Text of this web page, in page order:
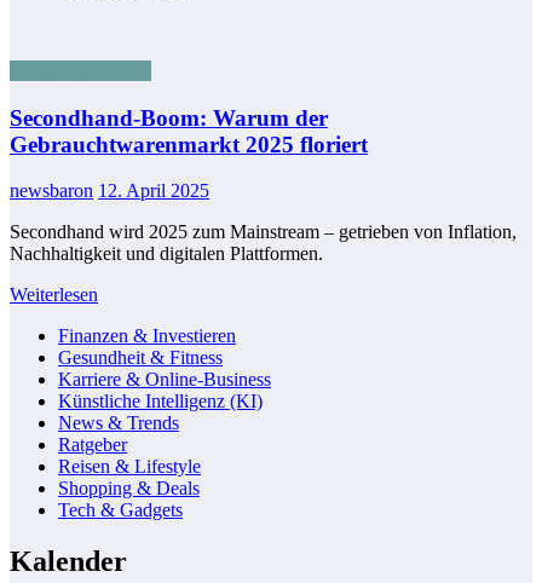
Secondhand-Boom: Warum der
Gebrauchtwarenmarkt 2025 floriert
newsbaron 12. April 2025
Secondhand wird 2025 zum Mainstream – getrieben von Inflation,
Nachhaltigkeit und digitalen Plattformen.
Weiterlesen
Finanzen & Investieren
Gesundheit & Fitness
Karriere & Online-Business
Künstliche Intelligenz (KI)
News & Trends
Ratgeber
Reisen & Lifestyle
Shopping & Deals
Tech & Gadgets
Kalender